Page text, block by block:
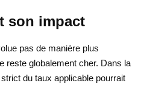
son impact
pas de manière plus
reste globalement cher. Dans la
du taux applicable pourrait